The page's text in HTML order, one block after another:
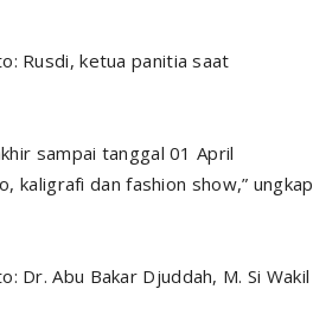
Rusdi, ketua panitia saat
sampai tanggal 01 April
kaligrafi dan fashion show,” ungkap
Dr. Abu Bakar Djuddah, M. Si Wakil